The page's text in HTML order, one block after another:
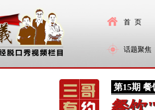
首 页
话题聚焦
第15期 餐